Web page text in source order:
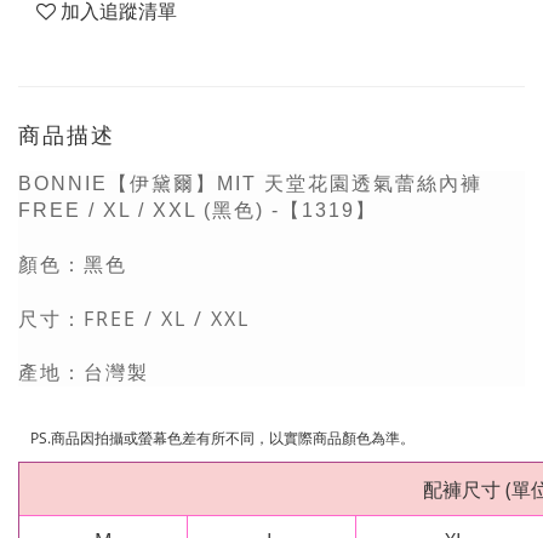
加入追蹤清單
商品描述
BONNIE【伊黛爾】MIT 天堂花園透氣蕾絲內褲
FREE / XL / XXL (黑色) -【1319】
顏色： 黑色
尺寸： FREE / XL / XXL
產地：台灣製
PS.商品因拍攝或螢幕色差有所不同，以實際商品顏色為準。
配褲尺寸(單